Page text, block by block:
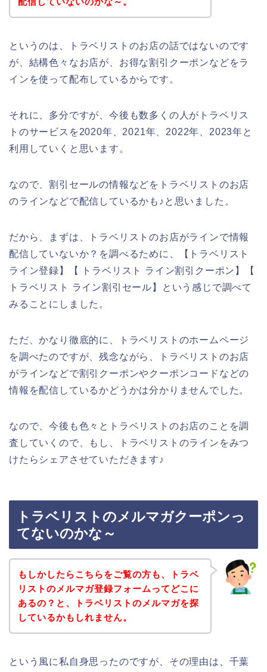
というのは、トラベリストのお店の話ではないのです
が、結構色々なお店が、お得な割引クーポンなどをラ
インを使って配布しているからです。
それに、多分ですが、今後も数多くの人がトラベリス
トのサービスを2020年、2021年、2022年、2023年と
利用していくと思います。
なので、割引セールの情報などをトラベリストのお店
のラインなどで配信しているかも♪と思いました。
だから、まずは、トラベリストのお店がラインで情報
配信していないか？を調べるために、【トラベリスト
ライン登録】【 トラベリスト ライン割引クーポン】【
トラベリスト ライン割引セール】という感じで調べて
みることにしました。
ただ、かなり徹底的に、トラベリストのホームページ
を調べたのですが、残念ながら、トラベリストのお店
がラインなどで割引クーポンやクーポンコードなどの
情報を配信しているかどうかは分かりませんでした。
なので、今後も色々とトラベリストのお店のことを調
査していくので、もし、トラベリストのラインをみつ
けたらシェアさせていただきます♪
トラベリストのメルマガクーポンっ
てないのかな～
もしかしたらこちらをご覧の方も、トラベ
リストのメルマガ登録フォームってどこに
あるの？と、トラベリストのメルマガを探
しているかもしれません。
という風に私自身思ったのですが、その理由は、千葉